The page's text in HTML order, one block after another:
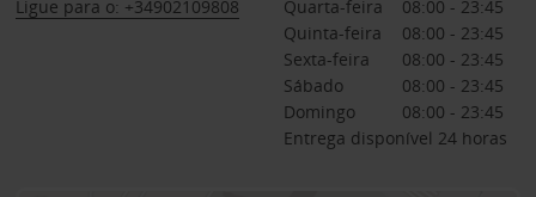
Ligue para o: +34902109808
Quarta-feira
08:00 - 23:45
Quinta-feira
08:00 - 23:45
Sexta-feira
08:00 - 23:45
Sábado
08:00 - 23:45
Domingo
08:00 - 23:45
Entrega disponível 24 horas